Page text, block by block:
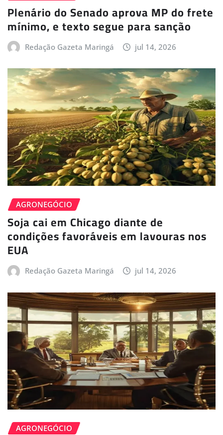
Plenário do Senado aprova MP do frete
mínimo, e texto segue para sanção
Redação Gazeta Maringá jul 14, 2026
AGRONEGÓCIO
Soja cai em Chicago diante de
condições favoráveis em lavouras nos
EUA
Redação Gazeta Maringá jul 14, 2026
AGRONEGÓCIO